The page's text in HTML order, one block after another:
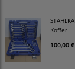
Koffer
100,00 €